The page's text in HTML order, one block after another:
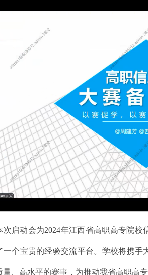
次启动会为2024年江西省高职高专院
一个宝贵的经验交流平台。学校将携
量、高水平的赛事，为推动我省高职高